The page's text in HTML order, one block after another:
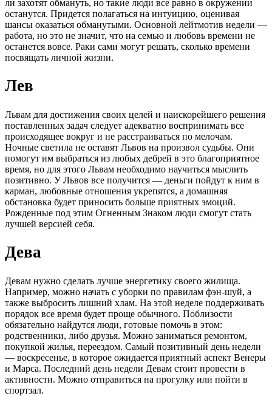
ли захотят обмануть, но такие люди все равно в окружении
останутся. Придется полагаться на интуицию, оценивая
шансы оказаться обманутыми. Основной лейтмотив недели —
работа, но это не значит, что на семью и любовь времени не
останется вовсе. Раки сами могут решать, сколько времени
посвящать личной жизни.
Лев
Львам для достижения своих целей и наискорейшего решения
поставленных задач следует адекватно воспринимать все
происходящее вокруг и не расстраиваться по мелочам.
Ночные светила не оставят Львов на произвол судьбы. Они
помогут им выбраться из любых дебрей в это благоприятное
время, но для этого Львам необходимо научиться мыслить
позитивно. У Львов все получится — деньги пойдут к ним в
карман, любовные отношения укрепятся, а домашняя
обстановка будет приносить больше приятных эмоций.
Рожденные под этим Огненным Знаком люди смогут стать
лучшей версией себя.
Дева
Девам нужно сделать лучше энергетику своего жилища.
Например, можно начать с уборки по правилам фэн-шуй, а
также выбросить лишний хлам. На этой неделе поддерживать
порядок все время будет проще обычного. Поблизости
обязательно найдутся люди, готовые помочь в этом:
родственники, либо друзья. Можно заниматься ремонтом,
покупкой жилья, переездом. Самый позитивный день недели
— воскресенье, в которое ожидается приятный аспект Венеры
и Марса. Последний день недели Девам стоит провести в
активности. Можно отправиться на прогулку или пойти в
спортзал.